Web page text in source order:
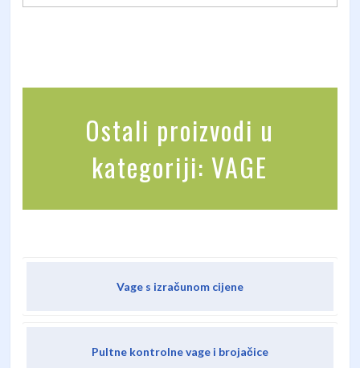
Ostali proizvodi u
kategoriji: VAGE
Vage s izračunom cijene
Pultne kontrolne vage i brojačice